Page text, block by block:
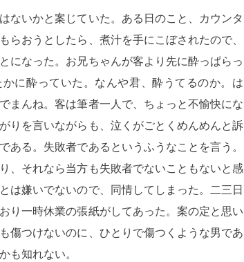
ないかと案じていた。ある日のこと、カウンタ
らおうとしたら、煮汁を手にこぼされたので、
になった。お兄ちゃんが客より先に酔っぱらっ
に酔っていた。なんや君、酔うてるのか。は
まんね。客は筆者一人で、ちょっと不愉快にな
りを言いながらも、泣くがごとくめんめんと訴
ある。失敗者であるというふうなことを言う。
、それなら当方も失敗者でないこともないと感
は嫌いでないので、同情してしまった。二三日
り一時休業の張紙がしてあった。案の定と思い
傷つけないのに、ひとりで傷つくような男であ
も知れない。